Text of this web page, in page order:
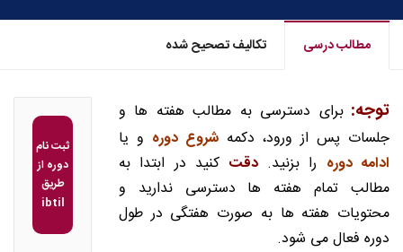
مطالب درسی تکالیف تصحیح شده
توجه:برای دسترسی به مطالب هفته ها و
جلسات پس از ورود، دکمهشروع دوره و یا
ادامه دوره را بزنید.دقت کنید در ابتدا به
مطالب تمام هفته ها دسترسی ندارید و
محتویات هفته ها به صورت هفتگی در طول
دوره فعال می شود.
ثبت نام
دوره از
طریق
ibtil